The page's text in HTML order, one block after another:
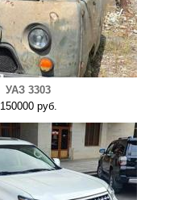
УАЗ 3303
150000 руб.